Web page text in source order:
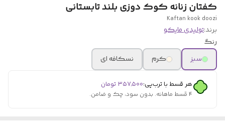
کفتان زنانه کوک دوزی بلند تابستانی
Kaftan kook doozi
برند:تولیدی مایکو
رنگ
سبز
کرم نسکافه ای
هر قسط با ترب‌پی:۳۵۷٬۵۰۰ تومان
۴ قسط ماهانه. بدون سود، چک و ضامن.